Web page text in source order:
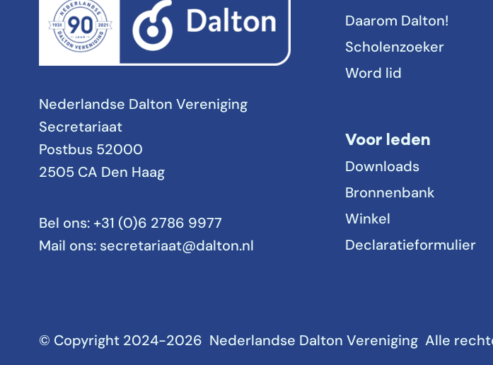
Nederlandse Dalton Vereniging
Secretariaat
Postbus 52000
2505 CA Den Haag
Bel ons: +31 (0)6 2786 9977
Mail ons: secretariaat@dalton.nl
Daarom Dalton!
Scholenzoeker
Word lid
Voor leden
Downloads
Bronnenbank
Winkel
Declaratieformulier
© Copyright 2024-2026 Nederlandse Dalton Vereniging Alle